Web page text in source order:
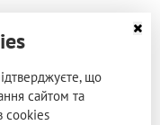
що
сайтом та
cookies